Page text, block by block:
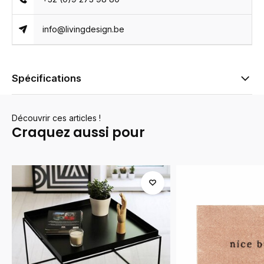
info@livingdesign.be
Spécifications
Découvrir ces articles !
Craquez aussi pour